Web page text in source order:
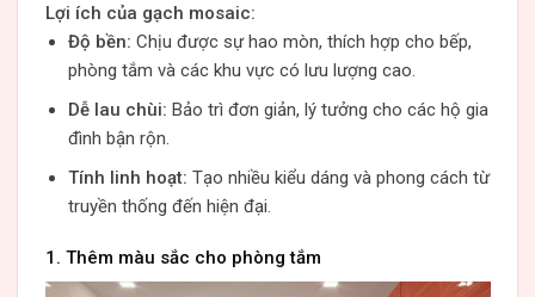
Lợi ích của gạch mosaic:
Độ bền: Chịu được sự hao mòn, thích hợp cho bếp,
phòng tắm và các khu vực có lưu lượng cao.
Dễ lau chùi: Bảo trì đơn giản, lý tưởng cho các hộ gia
đình bận rộn.
Tính linh hoạt: Tạo nhiều kiểu dáng và phong cách từ
truyền thống đến hiện đại.
1. Thêm màu sắc cho phòng tắm